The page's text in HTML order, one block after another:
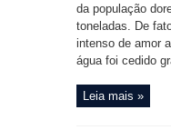
da população
toneladas. De
intenso de amor
água foi cedido
Leia mais »